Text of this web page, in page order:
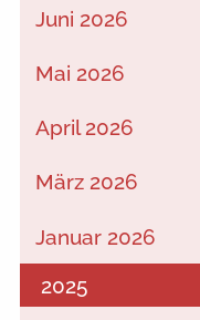
Juni 2026
Mai 2026
April 2026
März 2026
Januar 2026
2025